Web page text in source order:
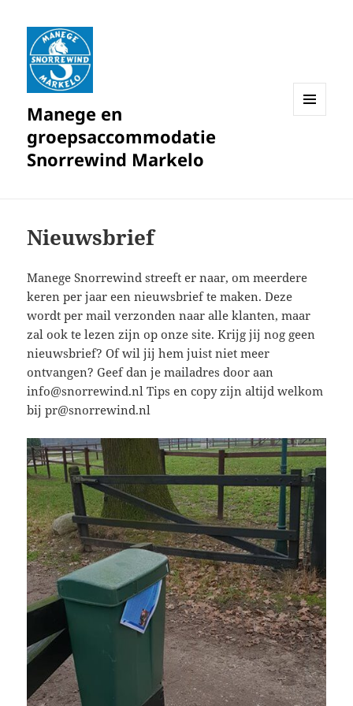
Manege en
groepsaccommodatie
Snorrewind Markelo
Nieuwsbrief
Manege Snorrewind streeft er naar, om meerdere
keren per jaar een nieuwsbrief te maken. Deze
wordt per mail verzonden naar alle klanten, maar
zal ook te lezen zijn op onze site. Krijg jij nog geen
nieuwsbrief? Of wil jij hem juist niet meer
ontvangen? Geef dan je mailadres door aan
info@snorrewind.nl Tips en copy zijn altijd welkom
bij pr@snorrewind.nl